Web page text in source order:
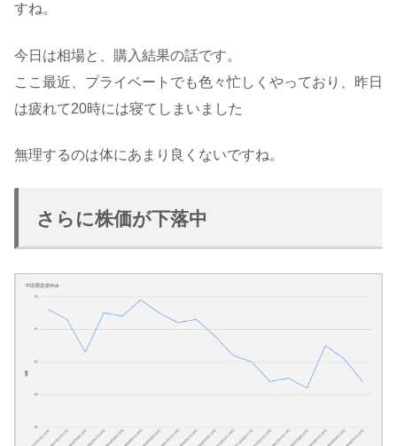
すね。
今日は相場と、購入結果の話です。
ここ最近、プライベートでも色々忙しくやっており、昨日
は疲れて20時には寝てしまいました
無理するのは体にあまり良くないですね。
さらに株価が下落中